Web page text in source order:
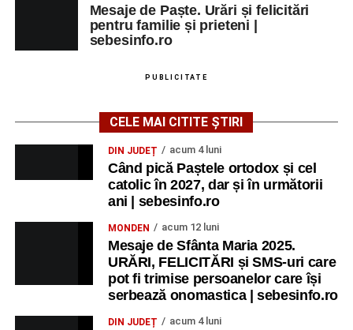
Mesaje de Paște. Urări și felicitări
pentru familie și prieteni |
sebesinfo.ro
PUBLICITATE
CELE MAI CITITE ȘTIRI
DIN JUDEȚ acum 4 luni
Când pică Paștele ortodox și cel
catolic în 2027, dar și în următorii
ani | sebesinfo.ro
MONDEN acum 12 luni
Mesaje de Sfânta Maria 2025.
URĂRI, FELICITĂRI și SMS-uri care
pot fi trimise persoanelor care își
serbează onomastica | sebesinfo.ro
DIN JUDEȚ acum 4 luni